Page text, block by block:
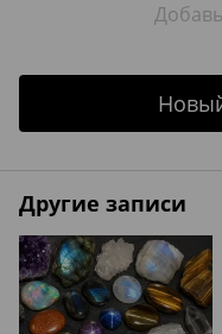
Другие записи